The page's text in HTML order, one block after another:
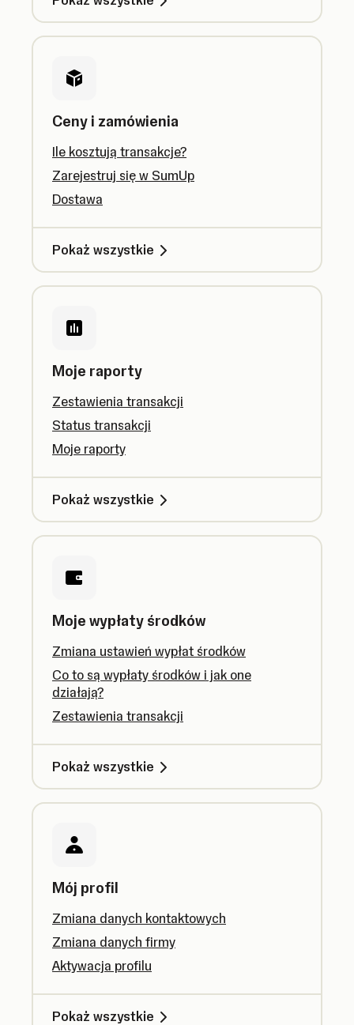
Ceny i zamówienia
Ile kosztują transakcje?
Zarejestruj się w SumUp
Dostawa
Pokaż wszystkie
Moje raporty
Zestawienia transakcji
Status transakcji
Moje raporty
Pokaż wszystkie
Moje wypłaty środków
Zmiana ustawień wypłat środków
Co to są wypłaty środków i jak one
działają?
Zestawienia transakcji
Pokaż wszystkie
Mój profil
Zmiana danych kontaktowych
Zmiana danych firmy
Aktywacja profilu
Pokaż wszystkie